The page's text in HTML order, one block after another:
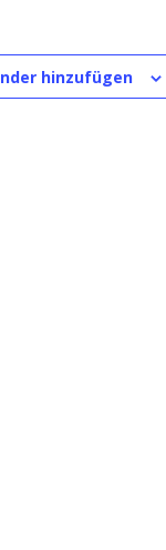
hinzufügen